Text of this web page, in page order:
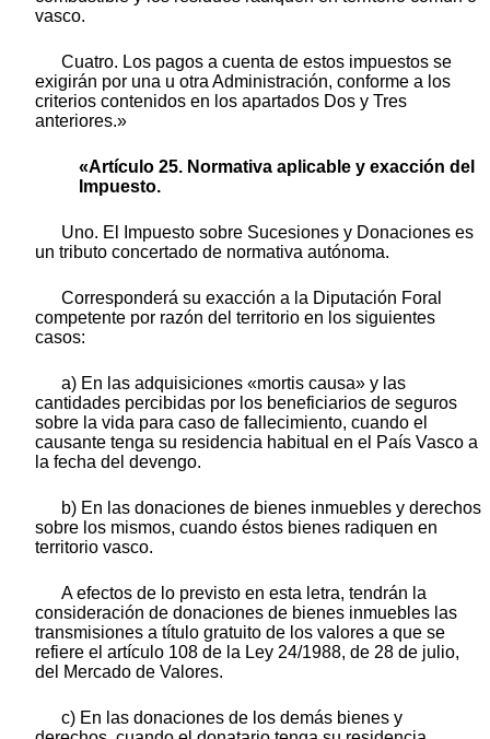
vasco.
Cuatro. Los pagos a cuenta de estos impuestos se
exigirán por una u otra Administración, conforme a los
criterios contenidos en los apartados Dos y Tres
anteriores.»
«Artículo 25. Normativa aplicable y exacción del
Impuesto.
Uno. El Impuesto sobre Sucesiones y Donaciones es
un tributo concertado de normativa autónoma.
Corresponderá su exacción a la Diputación Foral
competente por razón del territorio en los siguientes
casos:
a) En las adquisiciones «mortis causa» y las
cantidades percibidas por los beneficiarios de seguros
sobre la vida para caso de fallecimiento, cuando el
causante tenga su residencia habitual en el País Vasco a
la fecha del devengo.
b) En las donaciones de bienes inmuebles y derechos
sobre los mismos, cuando éstos bienes radiquen en
territorio vasco.
A efectos de lo previsto en esta letra, tendrán la
consideración de donaciones de bienes inmuebles las
transmisiones a título gratuito de los valores a que se
refiere el artículo 108 de la Ley 24/1988, de 28 de julio,
del Mercado de Valores.
c) En las donaciones de los demás bienes y